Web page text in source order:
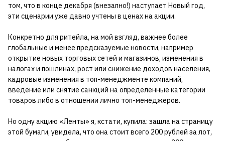
том, что в конце декабря (внезапно!) наступает Новый год,
эти сценарии уже давно учтены в ценах на акции.
Конкретно для ритейла, на мой взгляд, важнее более
глобальные и менее предсказуемые новости, например
открытие новых торговых сетей и магазинов, изменения в
налогах и пошлинах, рост или снижение доходов населения,
кадровые изменения в топ-менеджменте компаний,
введение или снятие санкций на определенные категории
товаров либо в отношении лично топ-менеджеров.
Но одну акцию «Ленты» я, кстати, купила: зашла на страницу
этой бумаги, увидела, что она стоит всего 200 рублей за лот,